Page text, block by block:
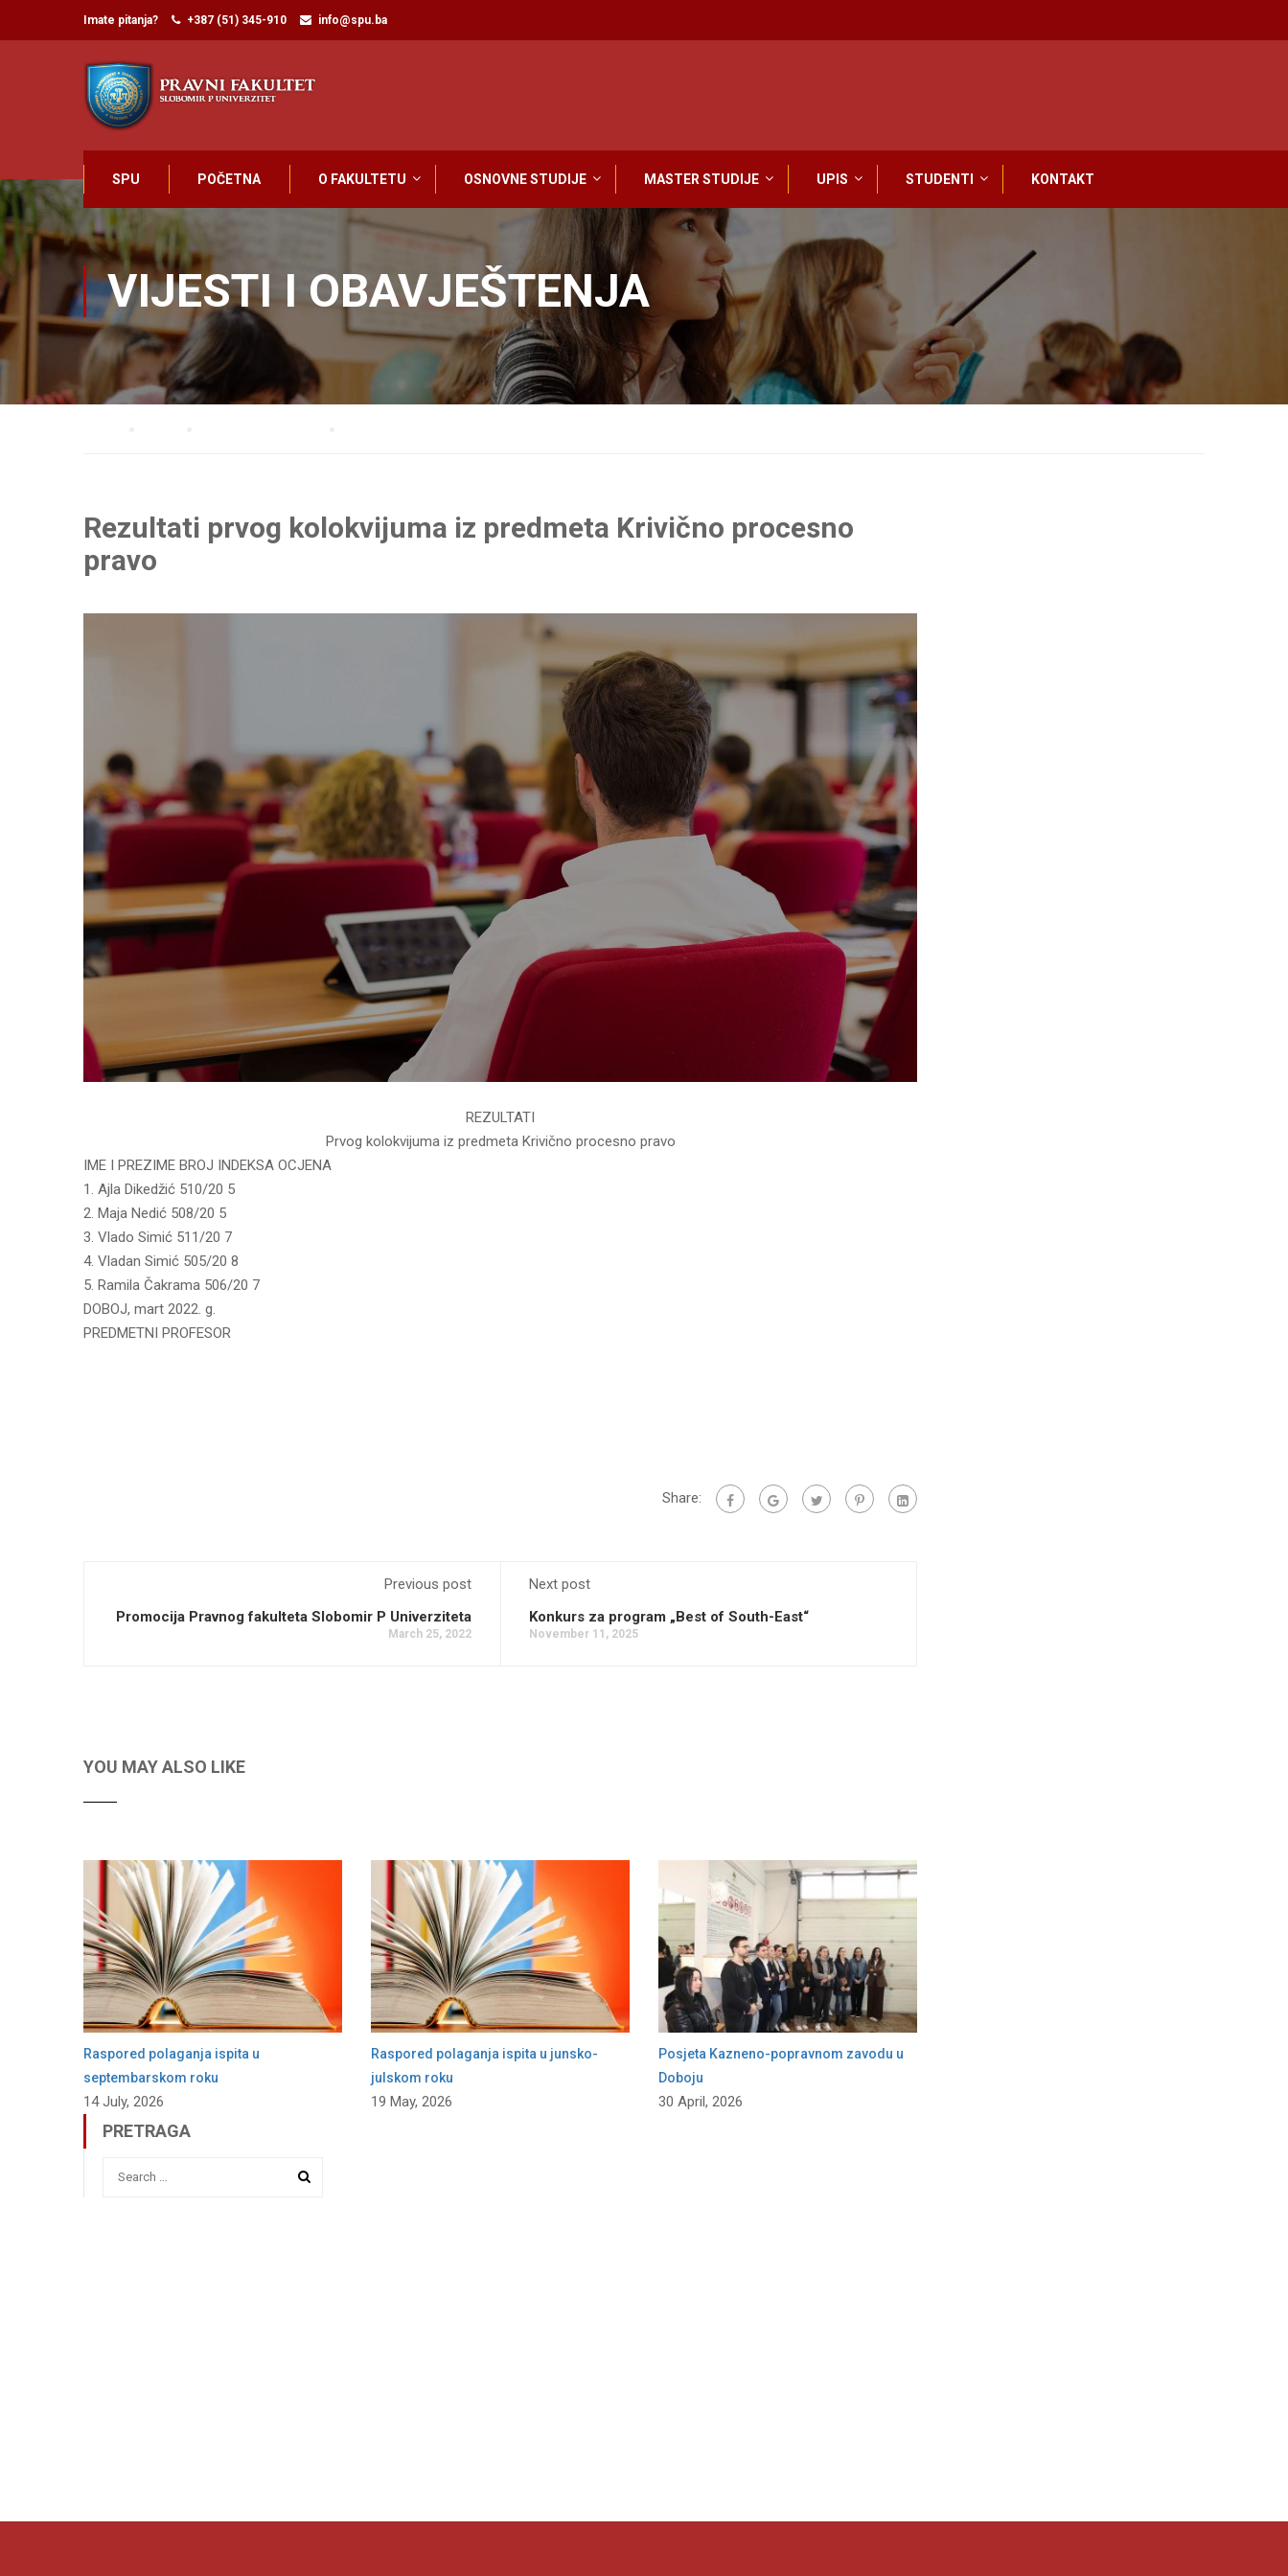
Imate pitanja? +387 (51) 345-910 info@spu.ba
SPU POČETNA O FAKULTETU OSNOVNE STUDIJE MASTER STUDIJE UPIS STUDENTI KONTAKT
VIJESTI I OBAVJEŠTENJA
Rezultati prvog kolokvijuma iz predmeta Krivično procesno
pravo
REZULTATI
Prvog kolokvijuma iz predmeta Krivično procesno pravo
IME I PREZIME BROJ INDEKSA OCJENA
1. Ajla Dikedžić 510/20 5
2. Maja Nedić 508/20 5
3. Vlado Simić 511/20 7
4. Vladan Simić 505/20 8
5. Ramila Čakrama 506/20 7
DOBOJ, mart 2022. g.
PREDMETNI PROFESOR
Share:
Previous post
Promocija Pravnog fakulteta Slobomir P Univerziteta
March 25, 2022
Next post
Konkurs za program „Best of South-East“
November 11, 2025
YOU MAY ALSO LIKE
Raspored polaganja ispita u
septembarskom roku
14 July, 2026
Raspored polaganja ispita u junsko-
julskom roku
19 May, 2026
Posjeta Kazneno-popravnom zavodu u
Doboju
30 April, 2026
PRETRAGA